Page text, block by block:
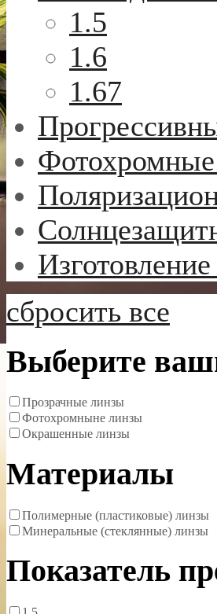
1.5
1.6
1.67
сбросить все
Выберите
Прозрачные линзы
Фотохромныне линзы
Окрашенные линзы
Материалы
Полимерные (пластиковые) линзы
Минеральные (стеклянные) линзы
Показатель